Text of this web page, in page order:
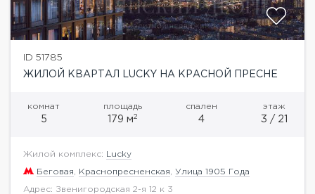
ID 51785
ЖИЛОЙ КВАРТАЛ LUCKY НА КРАСНОЙ ПРЕСНЕ
комнат
5
площадь
179 м2
спален
4
этаж
3 / 21
Жилой комплекс: Lucky
Беговая Краснопресненская Улица 1905 Года
Адрес: Звенигородская 2-я 12 к 3